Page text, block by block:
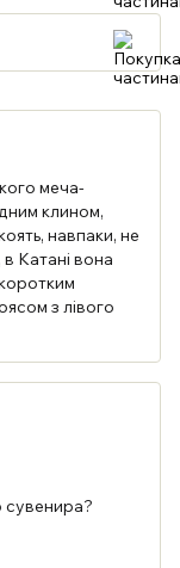
меча-
клином,
навпаки, не
в Катані вона
з лівого
сувенира?